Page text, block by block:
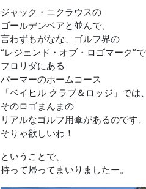
ジャック・ニクラウスの
ゴールデンベアと並んで、
言わずもがなな、ゴルフ界の
“レジェンド・オブ・ロゴマーク”で
フロリダにある
パーマーのホームコース
「ベイヒル クラブ＆ロッジ」では、
そのロゴまんまの
リアルなゴルフ用傘があるのです。
そりゃ欲しいわ！
ということで、
持って帰ってまいりましたー。